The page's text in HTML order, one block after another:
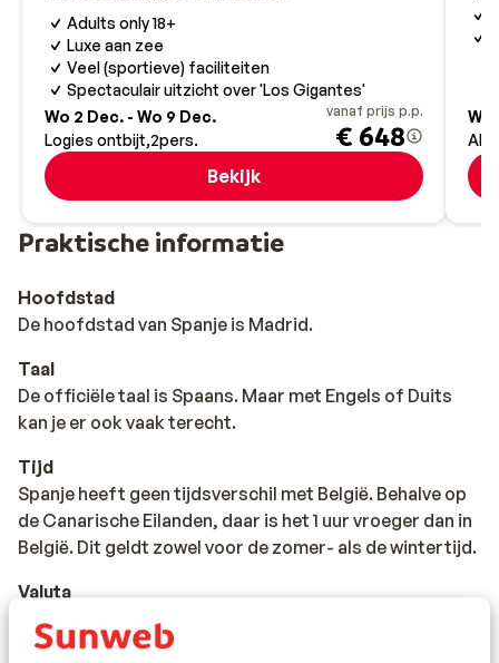
Adults only 18+
Luxe aan zee
Veel (sportieve) faciliteiten
Spectaculair uitzicht over 'Los Gigantes'
Wo 2 Dec. - Wo 9 Dec.
Logies ontbijt 2pers.
vanaf prijs p.p.
€ 648
Bekijk
Wo
All
Praktische informatie
Hoofdstad
De hoofdstad van Spanje is Madrid.
Taal
De officiële taal is Spaans. Maar met Engels of Duits
kan je er ook vaak terecht.
Tijd
Spanje heeft geen tijdsverschil met België. Behalve op
de Canarische Eilanden, daar is het 1 uur vroeger dan in
België. Dit geldt zowel voor de zomer- als de wintertijd.
Valuta
De officiële munteenheid van Spanje is de euro. Met de
bankkaart betalen in Spanje is geen probleem. Vrijwel